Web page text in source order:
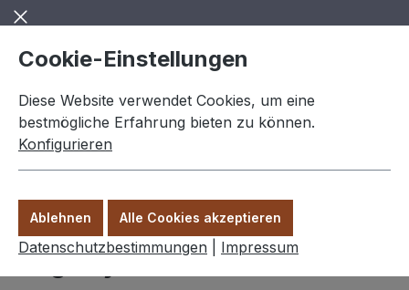
Zum Hauptinhalt springen
Wohnideen
Regalsystem "Newark"
Cookie-Einstellungen
Diese Website verwendet Cookies, um eine
bestmögliche Erfahrung bieten zu können.
Konfigurieren
Ablehnen Alle Cookies akzeptieren
Datenschutzbestimmungen Impressum